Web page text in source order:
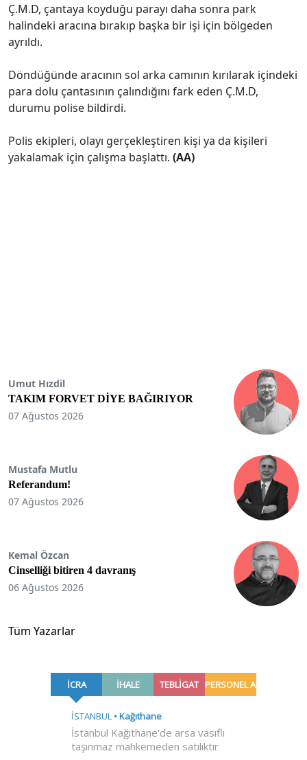
Ç.M.D, çantaya koyduğu parayı daha sonra park
halindeki aracına bırakıp başka bir işi için bölgeden
ayrıldı.
Döndüğünde aracının sol arka camının kırılarak içindeki
para dolu çantasının çalındığını fark eden Ç.M.D,
durumu polise bildirdi.
Polis ekipleri, olayı gerçekleştiren kişi ya da kişileri
yakalamak için çalışma başlattı. (AA)
Umut Hızdil
TAKIM FORVET DİYE BAĞIRIYOR
07 Ağustos 2026
Mustafa Mutlu
Referandum!
07 Ağustos 2026
Kemal Özcan
Cinselliği bitiren 4 davranış
06 Ağustos 2026
Tüm Yazarlar